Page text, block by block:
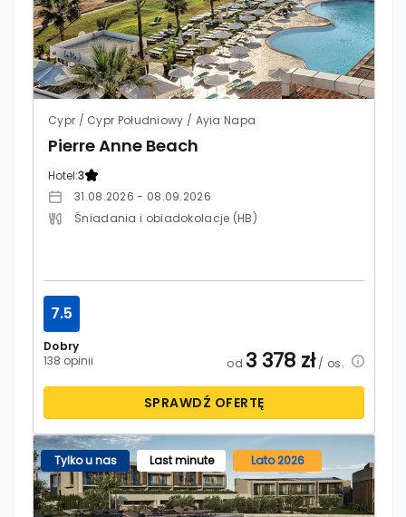
Cypr / Cypr Południowy / Ayia Napa
Pierre Anne Beach
Hotel:3
31.08.2026 - 08.09.2026
Śniadania i obiadokolacje (HB)
Dobry
138 opinii
7.5
od 3 378 zł/ os.
SPRAWDŹ OFERTĘ
Tylko u nas Last minute Lato 2026